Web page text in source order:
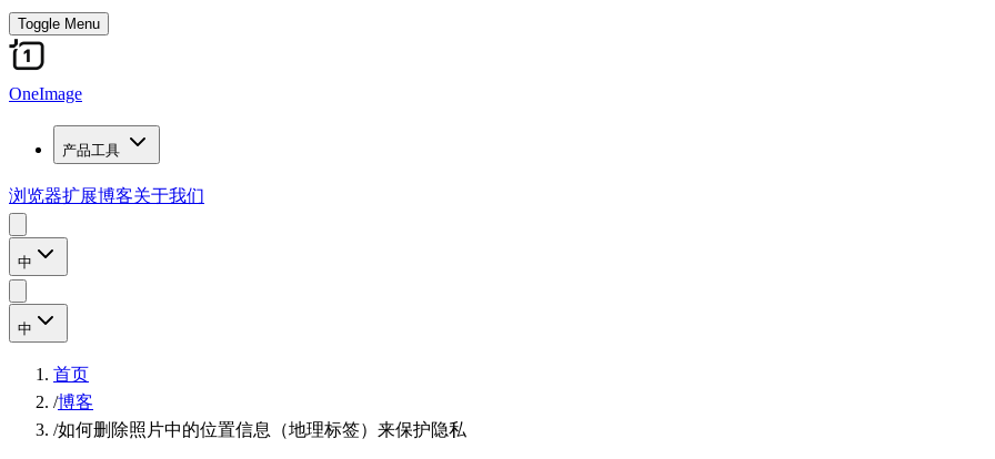
Toggle Menu
OneImage
产品工具
浏览器扩展博客关于我们
中
中
首页
/博客
/如何删除照片中的位置信息（地理标签）来保护隐私